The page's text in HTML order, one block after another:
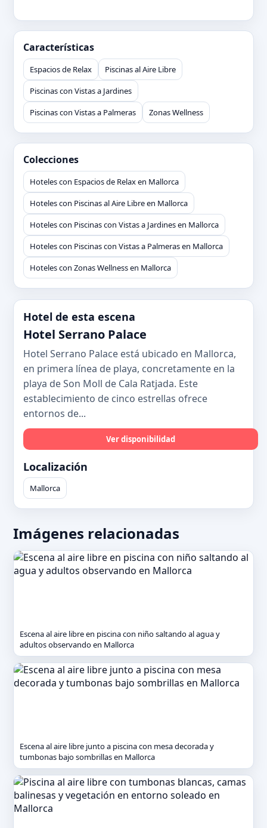
Características
Espacios de Relax
Piscinas al Aire Libre
Piscinas con Vistas a Jardines
Piscinas con Vistas a Palmeras
Zonas Wellness
Colecciones
Hoteles con Espacios de Relax en Mallorca
Hoteles con Piscinas al Aire Libre en Mallorca
Hoteles con Piscinas con Vistas a Jardines en Mallorca
Hoteles con Piscinas con Vistas a Palmeras en Mallorca
Hoteles con Zonas Wellness en Mallorca
Hotel de esta escena
Hotel Serrano Palace
Hotel Serrano Palace está ubicado en Mallorca,
en primera línea de playa, concretamente en la
playa de Son Moll de Cala Ratjada. Este
establecimiento de cinco estrellas ofrece
entornos de...
Ver disponibilidad
Localización
Mallorca
Imágenes relacionadas
Escena al aire libre en piscina con niño saltando al agua y
adultos observando en Mallorca
Escena al aire libre junto a piscina con mesa decorada y
tumbonas bajo sombrillas en Mallorca